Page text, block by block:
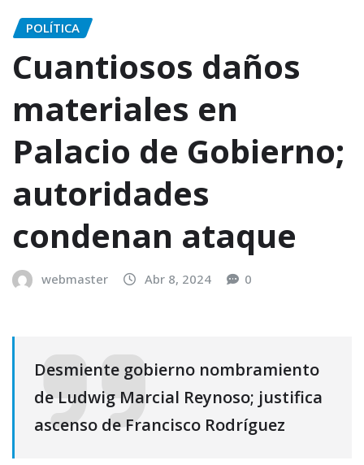
POLÍTICA
Cuantiosos daños
materiales en
Palacio de Gobierno;
autoridades
condenan ataque
webmaster Abr 8, 2024 0
Desmiente gobierno nombramiento
de Ludwig Marcial Reynoso; justifica
ascenso de Francisco Rodríguez